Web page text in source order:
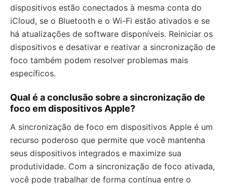
dispositivos estão conectados à mesma conta do
iCloud, se o Bluetooth e o Wi-Fi estão ativados e se
há atualizações de software disponíveis. Reiniciar os
dispositivos e desativar e reativar a sincronização de
foco também podem resolver problemas mais
específicos.
Qual é a conclusão sobre a sincronização de
foco em dispositivos Apple?
A sincronização de foco em dispositivos Apple é um
recurso poderoso que permite que você mantenha
seus dispositivos integrados e maximize sua
produtividade. Com a sincronização de foco ativada,
você pode trabalhar de forma contínua entre o